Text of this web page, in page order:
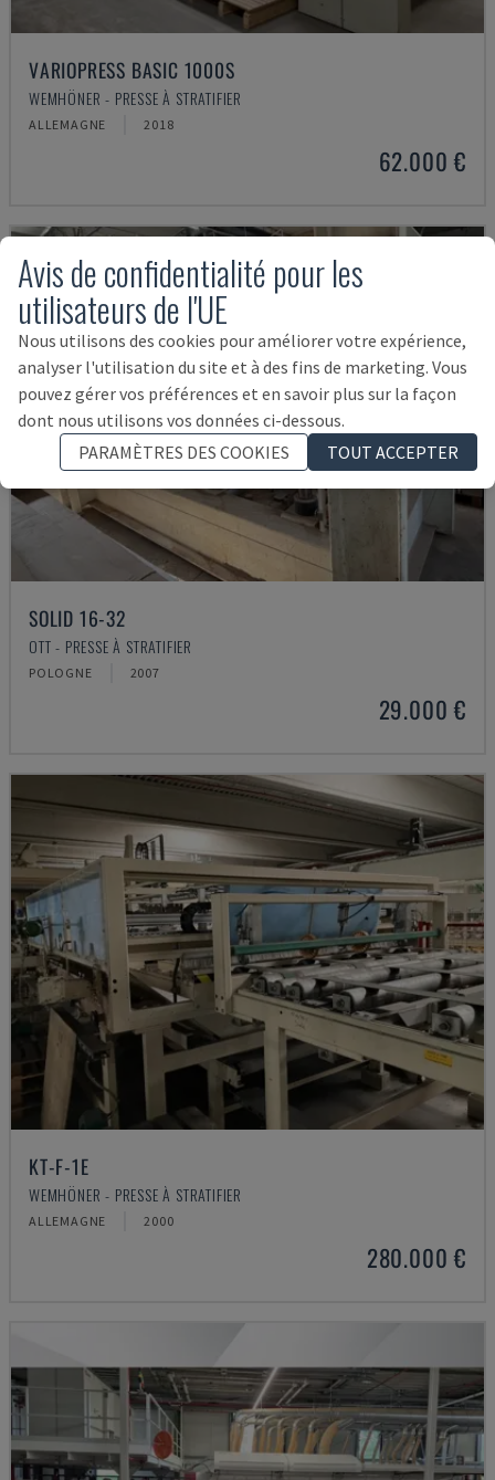
VARIOPRESS BASIC 1000S
WEMHÖNER - PRESSE À STRATIFIER
ALLEMAGNE 2018
62.000 €
SOLID 16-32
OTT - PRESSE À STRATIFIER
POLOGNE 2007
29.000 €
KT-F-1E
WEMHÖNER - PRESSE À STRATIFIER
ALLEMAGNE 2000
280.000 €
Avis de confidentialité pour les
utilisateurs de l'UE
Nous utilisons des cookies pour améliorer votre expérience,
analyser l'utilisation du site et à des fins de marketing. Vous
pouvez gérer vos préférences et en savoir plus sur la façon
dont nous utilisons vos données ci-dessous.
PARAMÈTRES DES COOKIES
TOUT ACCEPTER